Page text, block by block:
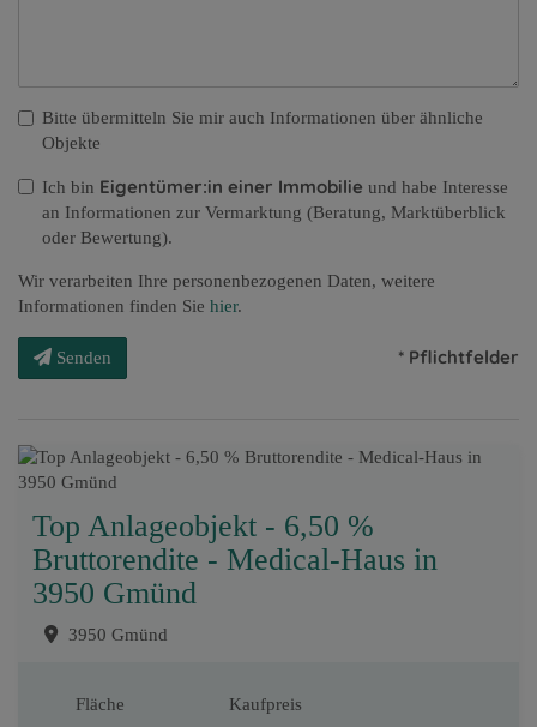
Bitte übermitteln Sie mir auch Informationen über ähnliche
Objekte
Ich bin Eigentümer:in einer Immobilie und habe Interesse
an Informationen zur Vermarktung (Beratung, Marktüberblick
oder Bewertung).
Wir verarbeiten Ihre personenbezogenen Daten, weitere
Informationen finden Sie hier.
Senden * Pflichtfelder
Top Anlageobjekt - 6,50 %
Bruttorendite - Medical-Haus in
3950 Gmünd
3950 Gmünd
Fläche
Kaufpreis